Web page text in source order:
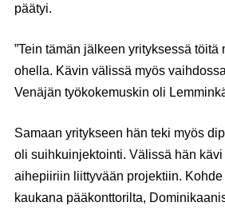
päätyi.
”Tein tämän jälkeen yrityksessä töitä
ohella. Kävin välissä myös
Venäjän työkokemuskin oli
Samaan yritykseen hän teki myös
oli suihkuinjektointi. Välissä hän
aihepiiriin liittyvään projektiin.
kaukana pääkonttorilta,